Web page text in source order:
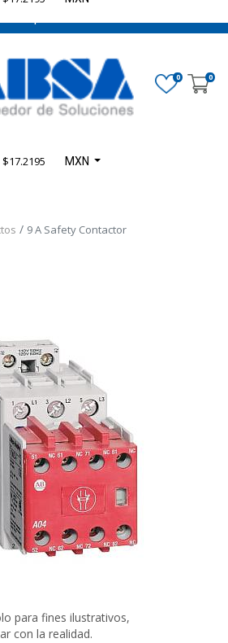
0 0
$17.2195 MXN
9 A Safety Contactor
para fines ilustrativos,
con la realidad.